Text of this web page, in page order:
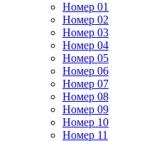
Номер 01
Номер 02
Номер 03
Номер 04
Номер 05
Номер 06
Номер 07
Номер 08
Номер 09
Номер 10
Номер 11